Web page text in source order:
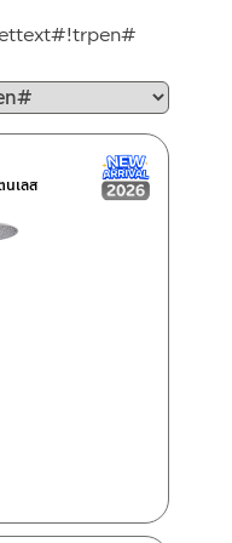
data-
by
นเลส